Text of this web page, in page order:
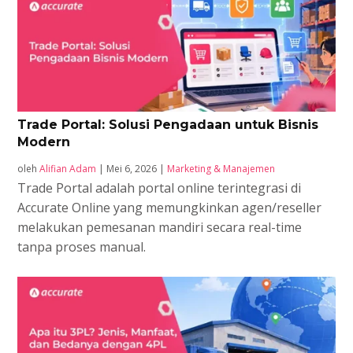
Trade Portal: Solusi Pengadaan untuk Bisnis
Modern
olehAlifian Adam | Mei 6, 2026 | Marketing & Manajemen
Trade Portal adalah portal online terintegrasi di
Accurate Online yang memungkinkan agen/reseller
melakukan pemesanan mandiri secara real-time
tanpa proses manual.